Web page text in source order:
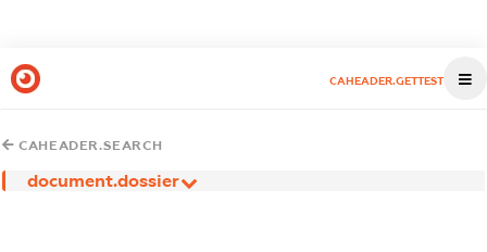
CAHEADER.GETTEST
CAHEADER.SEARCH
document.dossier